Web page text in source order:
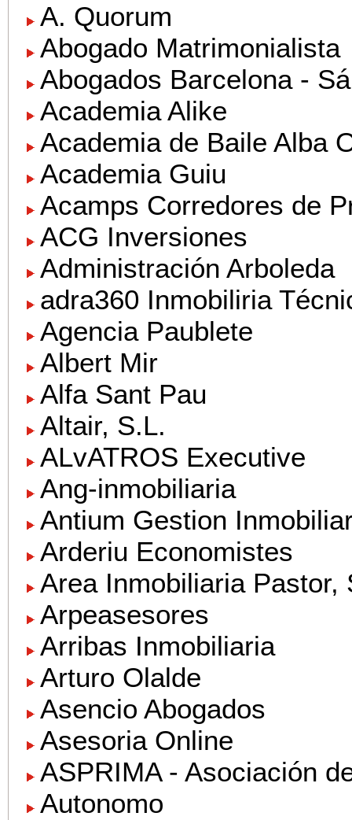
A. Quorum
Abogado Matrimonialista
Abogados Barcelona -
Academia Alike
Academia de Baile Alba
Academia Guiu
Acamps Corredores de
ACG Inversiones
Administración Arboleda
adra360 Inmobiliria
Agencia Paublete
Albert Mir
Alfa Sant Pau
Altair, S.L.
ALvATROS Executive
Ang-inmobiliaria
Antium Gestion
Arderiu Economistes
Area Inmobiliaria Pastor,
Arpeasesores
Arribas Inmobiliaria
Arturo Olalde
Asencio Abogados
Asesoria Online
ASPRIMA - Asociación
Autonomo